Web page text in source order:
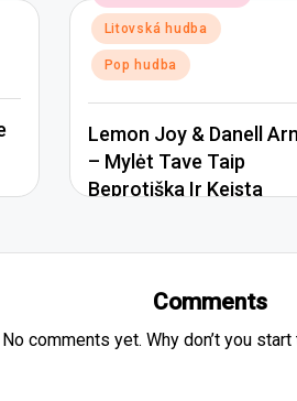
in
Litovská hudba
Pop hudba
Lemon Joy & Danell
– Mylėt Tave Taip
Beprotiška Ir Keista
Comments
No comments yet. Why don’t you